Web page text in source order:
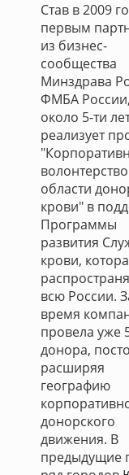
Став в 2009
первым
из бизнес-
сообщества
Минздрава
ФМБА
около 5-ти
реализует
области
крови" в
Программы
развития
крови,
всю России.
время
провела уже
донора,
расширяя
географию
донорского
движения. В
предыдущие